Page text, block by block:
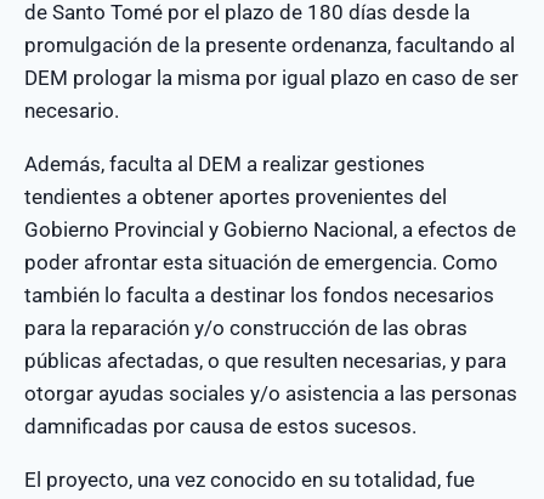
de Santo Tomé por el plazo de 180 días desde la
promulgación de la presente ordenanza, facultando al
DEM prologar la misma por igual plazo en caso de ser
necesario.
Además, faculta al DEM a realizar gestiones
tendientes a obtener aportes provenientes del
Gobierno Provincial y Gobierno Nacional, a efectos de
poder afrontar esta situación de emergencia. Como
también lo faculta a destinar los fondos necesarios
para la reparación y/o construcción de las obras
públicas afectadas, o que resulten necesarias, y para
otorgar ayudas sociales y/o asistencia a las personas
damnificadas por causa de estos sucesos.
El proyecto, una vez conocido en su totalidad, fue